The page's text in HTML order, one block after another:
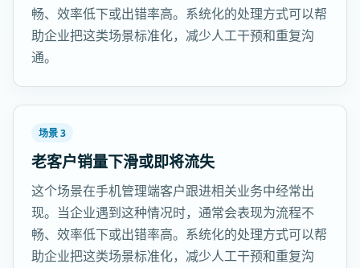
畅、效率低下或出错率高。系统化的处理方式可以帮
助企业把这类场景标准化，减少人工干预和重复沟
通。
场景 3
老客户销量下滑或即将流失
这个场景在手机管理端客户跟进相关业务中经常出
现。当企业遇到这种情况时，通常会表现为流程不
畅、效率低下或出错率高。系统化的处理方式可以帮
助企业把这类场景标准化，减少人工干预和重复沟